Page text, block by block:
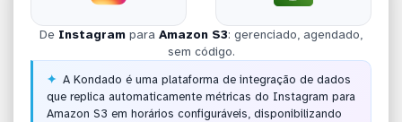
De Instagram para Amazon S3: gerenciado, agendado,
sem código.
A Kondado é uma plataforma de integração de dados
que replica automaticamente métricas do Instagram para
Amazon S3 em horários configuráveis, disponibilizando